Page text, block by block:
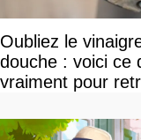
Oubliez le
douche : voici ce
vraiment pour